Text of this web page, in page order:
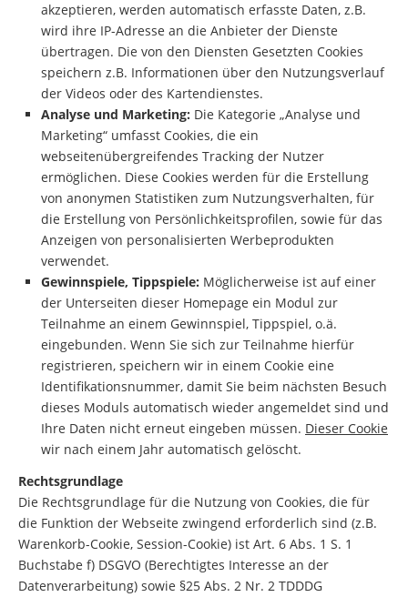
akzeptieren, werden automatisch erfasste Daten, z.B.
wird ihre IP-Adresse an die Anbieter der Dienste
übertragen. Die von den Diensten Gesetzten Cookies
speichern z.B. Informationen über den Nutzungsverlauf
der Videos oder des Kartendienstes.
Analyse und Marketing: Die Kategorie „Analyse und
Marketing“ umfasst Cookies, die ein
webseitenübergreifendes Tracking der Nutzer
ermöglichen. Diese Cookies werden für die Erstellung
von anonymen Statistiken zum Nutzungsverhalten, für
die Erstellung von Persönlichkeitsprofilen, sowie für das
Anzeigen von personalisierten Werbeprodukten
verwendet.
Gewinnspiele, Tippspiele: Möglicherweise ist auf einer
der Unterseiten dieser Homepage ein Modul zur
Teilnahme an einem Gewinnspiel, Tippspiel, o.ä.
eingebunden. Wenn Sie sich zur Teilnahme hierfür
registrieren, speichern wir in einem Cookie eine
Identifikationsnummer, damit Sie beim nächsten Besuch
dieses Moduls automatisch wieder angemeldet sind und
Ihre Daten nicht erneut eingeben müssen. Dieser Cookie
wir nach einem Jahr automatisch gelöscht.
Rechtsgrundlage
Die Rechtsgrundlage für die Nutzung von Cookies, die für
die Funktion der Webseite zwingend erforderlich sind (z.B.
Warenkorb-Cookie, Session-Cookie) ist Art. 6 Abs. 1 S. 1
Buchstabe f) DSGVO (Berechtigtes Interesse an der
Datenverarbeitung) sowie §25 Abs. 2 Nr. 2 TDDDG